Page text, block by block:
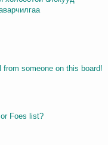
from someone on this board!
Foes list?